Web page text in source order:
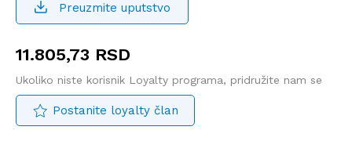
Preuzmite uputstvo
11.805,73 RSD
Ukoliko niste korisnik Loyalty programa, pridružite nam se
Postanite loyalty član